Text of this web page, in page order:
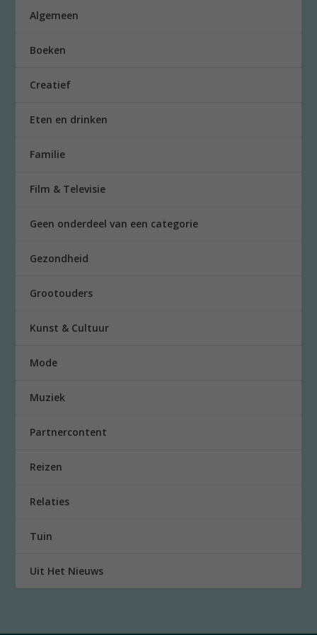
Algemeen
Boeken
Creatief
Eten en drinken
Familie
Film & Televisie
Geen onderdeel van een categorie
Gezondheid
Grootouders
Kunst & Cultuur
Mode
Muziek
Partnercontent
Reizen
Relaties
Tuin
Uit Het Nieuws